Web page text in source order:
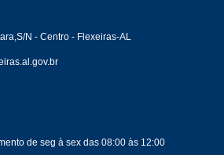
N - Centro - Flexeiras-AL
de seg à sex das 08:00 às 12:00